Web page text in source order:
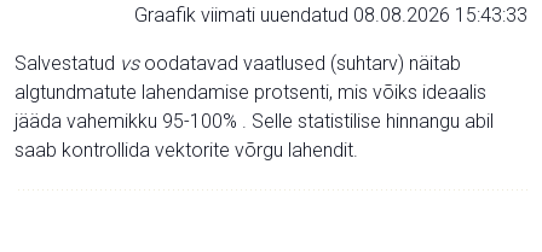
Graafik viimati uuendatud 08.08.2026 15:43:33
Salvestatud vsoodatavad vaatlused (suhtarv) näitab
algtundmatute lahendamise protsenti, mis võiks ideaalis
jääda vahemikku 95-100% . Selle statistilise hinnangu abil
saab kontrollida vektorite võrgu lahendit.